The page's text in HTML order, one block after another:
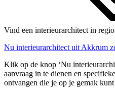
Vind een interieurarchitect in
Nu interieurarchitect uit Akkrum
Klik op de knop ‘Nu
aanvraag in te dienen en
ontvangen die je op je gemak